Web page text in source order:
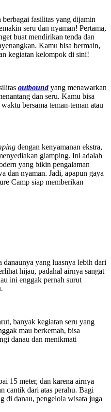
fasilitas yang dijamin
seru dan nyaman! Pertama,
buat mendirikan tenda dan
Kamu bisa bermain,
kegiatan kelompok di sini!
outboundyang menawarkan
dan seru. Kamu bisa
bersama teman-teman atau
dengan kenyamanan ekstra,
glamping. Ini adalah
yang bikin pengalaman
dan nyaman. Jadi, apapun gaya
Camp siap memberikan
yang luasnya lebih dari
hijau, padahal airnya sangat
ini enggak pernah surut
banyak kegiatan seru yang
mau berkemah, bisa
danau dan menikmati
15 meter, dan karena airnya
cantik dari atas perahu. Bagi
di danau, pengelola wisata juga